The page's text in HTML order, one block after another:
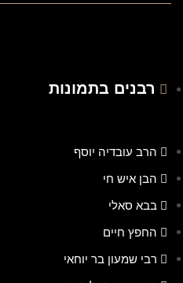
רבנים בתמונות
הרב עובדיה יוסף
הבן איש חי
בבא סאלי
החפץ חיים
רבי שמעון בר יוחאי